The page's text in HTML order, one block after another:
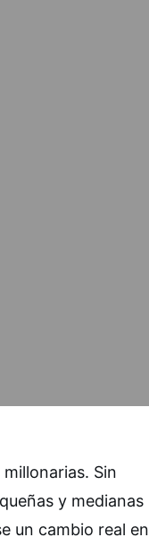
Sin
y medianas
un cambio real en